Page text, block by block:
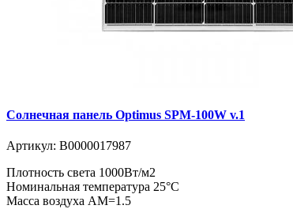
Солнечная панель Optimus SPM-100W v.1
Артикул: В0000017987
Плотность света 1000Вт/м2
Номинальная температура 25°C
Масса воздуха АМ=1.5